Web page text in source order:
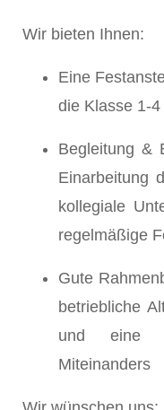
Wir bieten Ihnen:
Eine
die Klasse 1-
Begleitung &
Einarbeitung
kollegiale
regelmäßige
Gute
betriebliche
und eine
Miteinanders